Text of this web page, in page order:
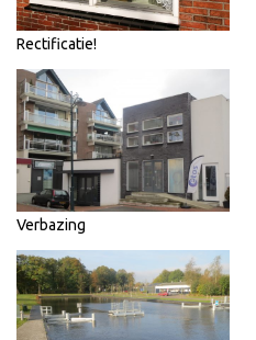
Rectificatie!
Verbazing